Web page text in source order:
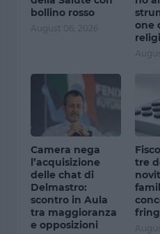
bollino rosso
August 06, 2026
one
Camera nega
l’acquisizione
delle chat di
Delmastro:
scontro in Aula
tra maggioranza
e opposizioni
tre